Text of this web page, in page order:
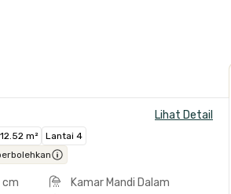
Lihat Detail
12.52 m²
Lantai 4
cm
Kamar Mandi Dalam